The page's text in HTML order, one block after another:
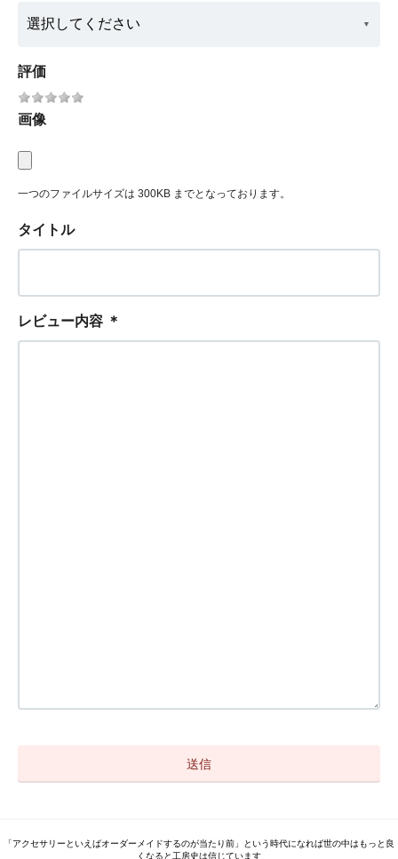
評価
画像
一つのファイルサイズは 300KB までとなっております。
タイトル
レビュー内容 ＊
「アクセサリーといえばオーダーメイドするのが当たり前」という時代になれば世の中はもっと良
くなると工房史は信じています